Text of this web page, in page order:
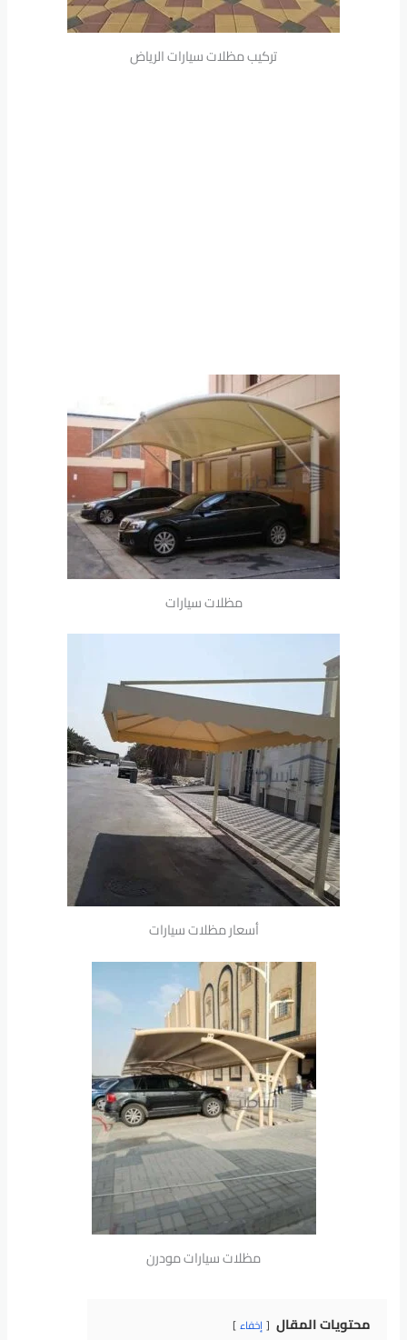
تركيب مظلات سيارات الرياض
مظلات سيارات
أسعار مظلات سيارات
مظلات سيارات مودرن
محتويات المقال إخفاء